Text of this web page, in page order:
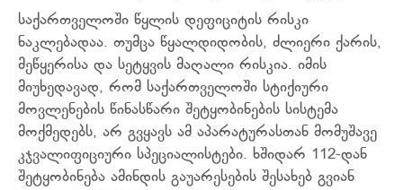
საქართველოში წყლის დეფიციტის რისკი
ნაკლებადაა. თუმცა წყალდიდობის, ძლიერი ქარის,
მეწყერისა და სეტყვის მაღალი რისკია. იმის
მიუხედავად, რომ საქართველოში სტიქიური
მოვლენების წინასწარი შეტყობინების სისტემა
მოქმედებს, არ გვყავს ამ აპარატურასთან მომუშავე
კჯვალიფიციური სპეციალისტები. ხშიდარ 112-დან
შეტყობინება ამინდის გაუარესების შესახებ გვიან